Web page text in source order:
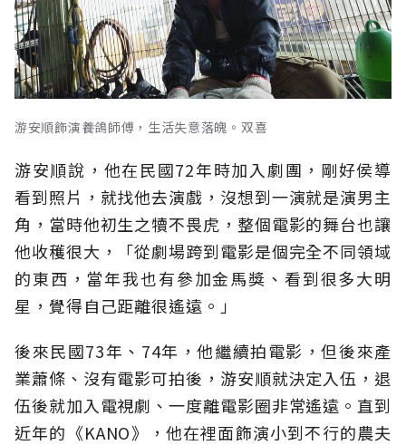
游安順飾演養鴿師傅，生活失意落魄。双喜
游安順說，他在民國72年時加入劇團，剛好侯導
看到照片，就找他去演戲，沒想到一演就是演男主
角，當時他初生之犢不畏虎，整個電影的舞台也讓
他收穫很大，「從劇場跨到電影是個完全不同領域
的東西，當年我也有參加金馬獎、看到很多大明
星，覺得自己距離很遙遠。」
後來民國73年、74年，他繼續拍電影，但後來產
業蕭條、沒有電影可拍後，游安順就決定入伍，退
伍後就加入電視劇、一度離電影圈非常遙遠。直到
近年的《KANO》，他在裡面飾演小到不行的農夫